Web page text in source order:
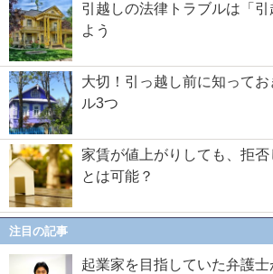
引越しの法律トラブルは「
よう
大切！引っ越し前に知って
ル3つ
家賃が値上がりしても、拒否
とは可能？
注目の記事
起業家を目指していた弁護